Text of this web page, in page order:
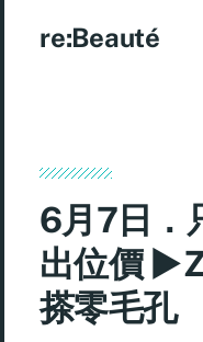
re:Beauté
6月7日．
出位價
搽零毛孔